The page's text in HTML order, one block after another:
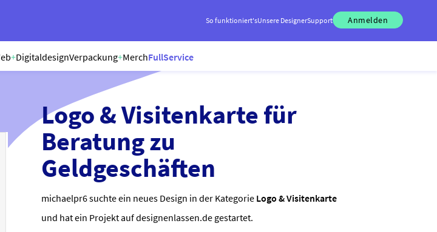
So funktioniert'sUnsere DesignerSupport Anmelden
+DigitaldesignVerpackung+MerchFullService
Logo & Visitenkarte für
Beratung zu
Geldgeschäften
michaelpr6 suchte ein neues Design in der Kategorie Logo & Visitenkarte
und hat ein Projekt auf designenlassen.de gestartet.